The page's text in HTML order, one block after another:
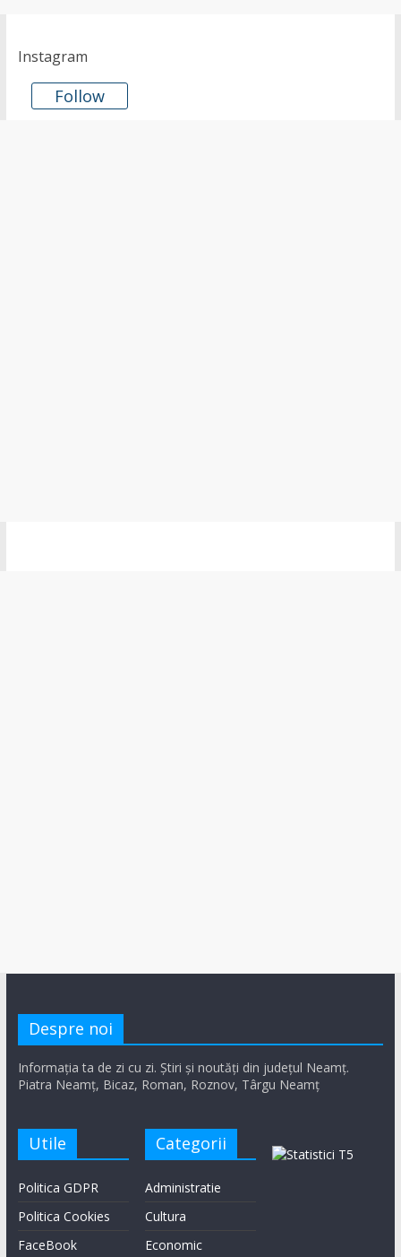
Instagram
Follow
Despre noi
Informația ta de zi cu zi. Știri și noutăți din județul Neamț.
Piatra Neamț, Bicaz, Roman, Roznov, Târgu Neamț
Utile
Politica GDPR
Politica Cookies
FaceBook
Categorii
Administratie
Cultura
Economic